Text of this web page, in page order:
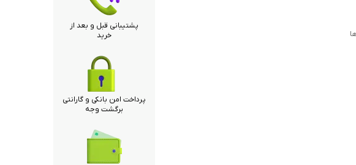
پشتیبانی قبل و بعد از
خرید
پرداخت امن بانکی و گارانتی
برگشت وجه